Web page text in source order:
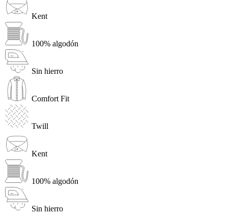
Kent
100% algodón
Sin hierro
Comfort Fit
Twill
Kent
100% algodón
Sin hierro